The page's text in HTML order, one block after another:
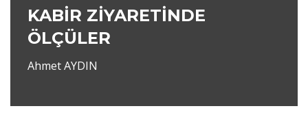
KABİR ZİYARETİNDE
ÖLÇÜLER
Ahmet AYDIN